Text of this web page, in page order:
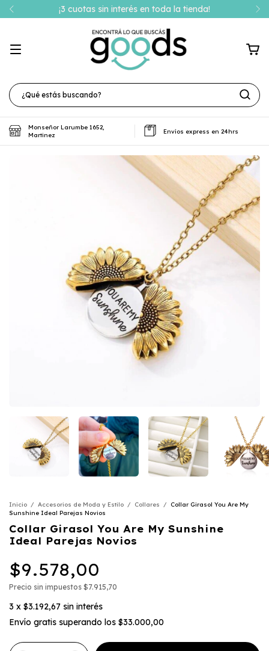
¡3 cuotas sin interés en toda la tienda!
Monseñor Larumbe 1652,
Martinez
Envíos express en 24hrs
Inicio / Accesorios de Moda y Estilo / Collares /
Collar Girasol You Are My
Sunshine Ideal Parejas Novios
Collar Girasol You Are My Sunshine
Ideal Parejas Novios
$9.578,00
Precio sin impuestos $7.915,70
3 x $3.192,67 sin interés
Envío gratis superando los $33.000,00